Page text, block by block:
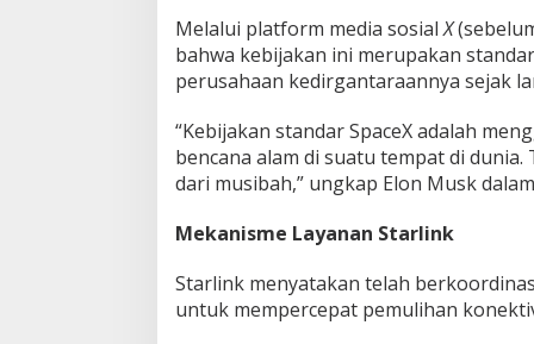
Melalui platform media sosialX
bahwa kebijakan ini merupakan
perusahaan kedirgantaraannya sejak
“Kebijakan standar SpaceX adalah
bencana alam di suatu tempat di
dari musibah,” ungkap Elon Musk
Mekanisme Layanan Starlink
Starlink menyatakan telah
untuk mempercepat pemulihan